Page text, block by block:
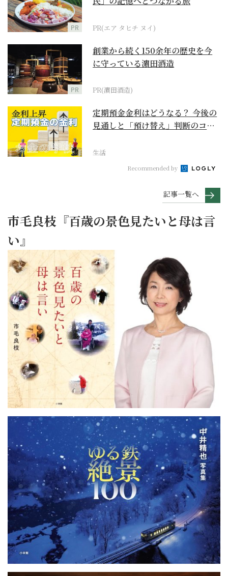
PR PR(エア タヒチ ヌイ)
PR
創業から続く150余年の歴史を今
に守っている濵田酒造
PR(濵田酒造)
定期預金金利はどうなる？ 今後の
見通しと「預け替え」判断のコツ
生活
Recommended by
記事一覧へ
市毛良枝『百歳の景色見たいと母は言
い』